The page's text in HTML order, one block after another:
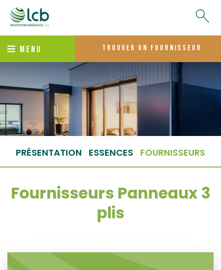
MENU trouver un fournisseur
PRÉSENTATION ESSENCES FOURNISSEURS
Fournisseurs Panneaux 3
plis